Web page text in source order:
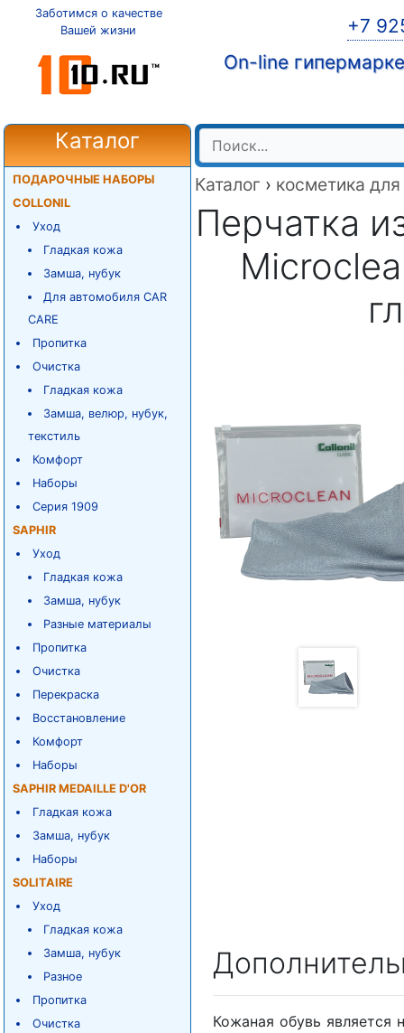
Заботимся о качестве
Вашей жизни
+7
On-line
Каталог
ПОДАРОЧНЫЕ НАБОРЫ
COLLONIL
Уход
Гладкая кожа
Замша, нубук
Для автомобиля CAR
CARE
Пропитка
Очистка
Гладкая кожа
Замша, велюр, нубук,
текстиль
Комфорт
Наборы
Серия 1909
SAPHIR
Уход
Гладкая кожа
Замша, нубук
Разные материалы
Пропитка
Очистка
Перекраска
Восстановление
Комфорт
Наборы
SAPHIR MEDAILLE D'OR
Гладкая кожа
Замша, нубук
Наборы
SOLITAIRE
Уход
Гладкая кожа
Замша, нубук
Разное
Пропитка
Очистка
Каталог › косметика
Перчатка
Кожаная обувь является